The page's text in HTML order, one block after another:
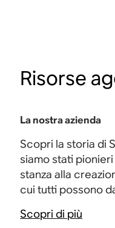
Risorse
La nostra azienda
Scopri la storia di
siamo stati
stanza alla
cui tutti possono
Scopri di più